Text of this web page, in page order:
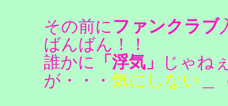
その前にファンクラブ
ばんばん！！
誰かに 「浮気」
じゃね
が・・・ 気にしない